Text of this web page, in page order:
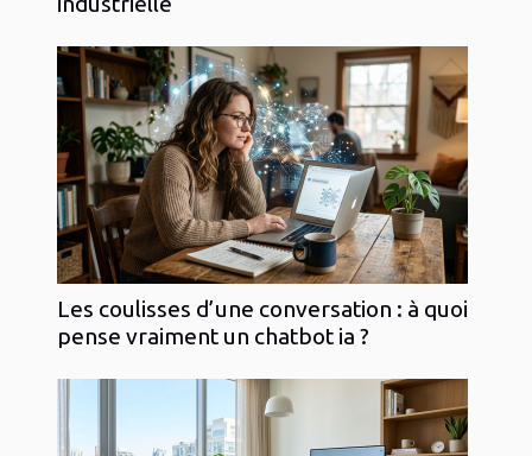
Les coulisses d’une conversation : à quoi
pense vraiment un chatbot ia ?